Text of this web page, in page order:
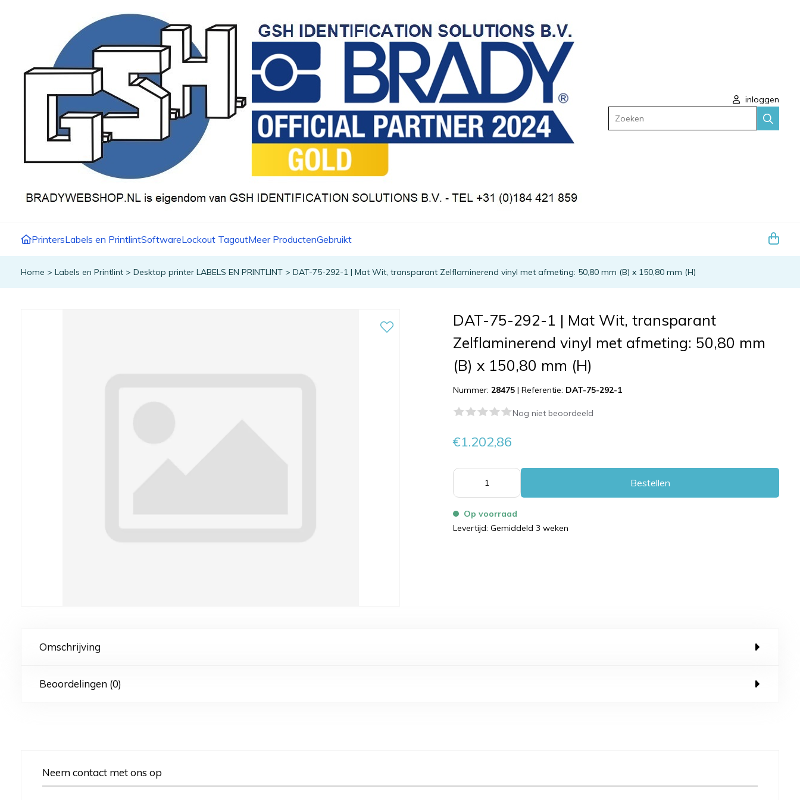
inloggen
Zoeken
PrintersLabels en PrintlintSoftwareLockout TagoutMeer ProductenGebruikt
Home > Labels en Printlint > Desktop printer LABELS EN PRINTLINT > DAT-75-292-1 | Mat Wit, transparant Zelflaminerend vinyl met afmeting: 50,80 mm (B) x 150,80 mm (H)
DAT-75-292-1 | Mat Wit, transparant
Zelflaminerend vinyl met afmeting: 50,80 mm
(B) x 150,80 mm (H)
Nummer:28475 |Referentie: DAT-75-292-1
Nog niet beoordeeld
€1.202,86
Bestellen
Op voorraad
Levertijd: Gemiddeld 3 weken
Omschrijving
Beoordelingen (0)
Neem contact met ons op